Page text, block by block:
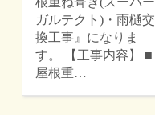
ガルテクト)・雨樋交
換工事』になりま
す。 【工事内容】 ■
屋根重…